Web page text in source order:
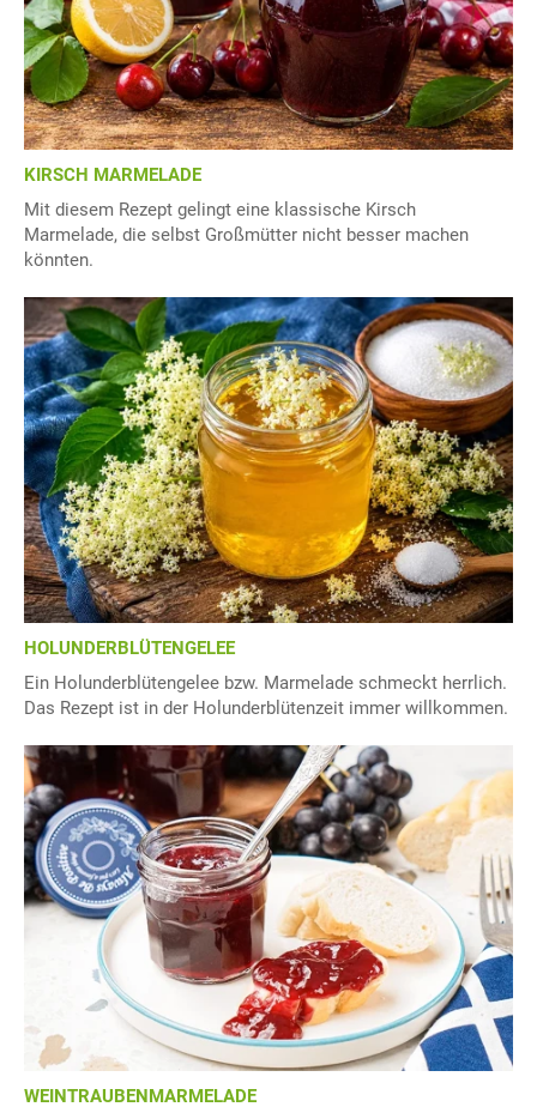
KIRSCH MARMELADE
Mit diesem Rezept gelingt eine klassische Kirsch
Marmelade, die selbst Großmütter nicht besser machen
könnten.
HOLUNDERBLÜTENGELEE
Ein Holunderblütengelee bzw. Marmelade schmeckt herrlich.
Das Rezept ist in der Holunderblütenzeit immer willkommen.
WEINTRAUBENMARMELADE